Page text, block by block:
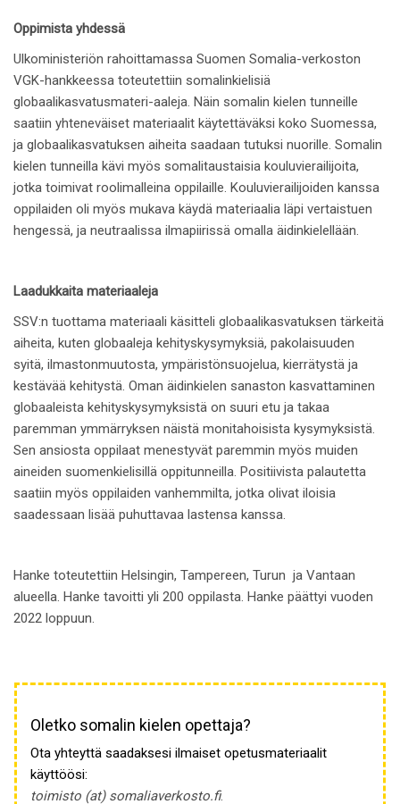
Oppimista yhdessä
Ulkoministeriön rahoittamassa Suomen Somalia-verkoston
VGK-hankkeessa toteutettiin somalinkielisiä
globaalikasvatusmateri-aaleja. Näin somalin kielen tunneille
saatiin yhteneväiset materiaalit käytettäväksi koko Suomessa,
ja globaalikasvatuksen aiheita saadaan tutuksi nuorille. Somalin
kielen tunneilla kävi myös somalitaustaisia kouluvierailijoita,
jotka toimivat roolimalleina oppilaille. Kouluvierailijoiden kanssa
oppilaiden oli myös mukava käydä materiaalia läpi vertaistuen
hengessä, ja neutraalissa ilmapiirissä omalla äidinkielellään.
Laadukkaita materiaaleja
SSV:n tuottama materiaali käsitteli globaalikasvatuksen tärkeitä
aiheita, kuten globaaleja kehityskysymyksiä, pakolaisuuden
syitä, ilmastonmuutosta, ympäristönsuojelua, kierrätystä ja
kestävää kehitystä. Oman äidinkielen sanaston kasvattaminen
globaaleista kehityskysymyksistä on suuri etu ja takaa
paremman ymmärryksen näistä monitahoisista kysymyksistä.
Sen ansiosta oppilaat menestyvät paremmin myös muiden
aineiden suomenkielisillä oppitunneilla. Positiivista palautetta
saatiin myös oppilaiden vanhemmilta, jotka olivat iloisia
saadessaan lisää puhuttavaa lastensa kanssa.
Hanke toteutettiin Helsingin, Tampereen, Turun ja Vantaan
alueella. Hanke tavoitti yli 200 oppilasta. Hanke päättyi vuoden
2022 loppuun.
Oletko somalin kielen opettaja?
Ota yhteyttä saadaksesi ilmaiset opetusmateriaalit
käyttöösi:
toimisto (at) somaliaverkosto.fi.